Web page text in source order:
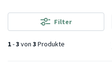
1-3 von 3 Produkte
Filter